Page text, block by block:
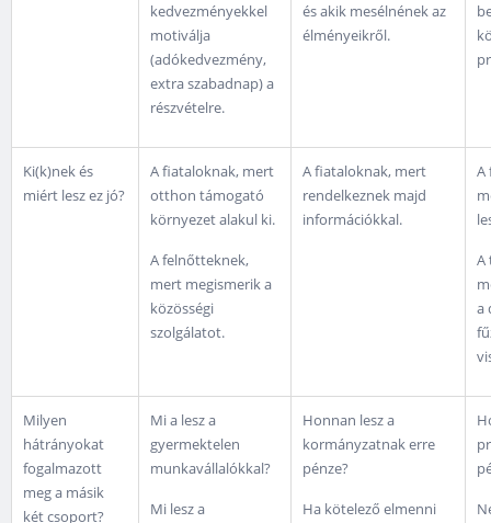
kedvezményekkel
motiválja
(adókedvezmény,
extra szabadnap) a
részvételre.
és akik mesélnének az
élményeikről.
Ki(k)nek és
miért lesz ez jó?
A fiataloknak, mert
otthon támogató
környezet alakul ki.
A felnőtteknek,
mert megismerik a
közösségi
szolgálatot.
A fiataloknak, mert
rendelkeznek majd
információkkal.
A
A
a
Milyen
hátrányokat
fogalmazott
meg a másik
két csoport?
Mi a lesz a
gyermektelen
munkavállalókkal?
Mi lesz a
Honnan lesz a
kormányzatnak erre
pénze?
Ha kötelező elmenni